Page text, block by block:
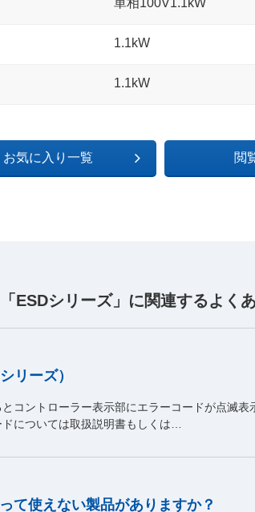
1.1kW
1.1kW
お気に入り一覧 閲
「ESDシリーズ」に関連するよく
リーズ）
コントローラー表示部にエラーコードが点滅
については取扱説明書もしくは…
て使えない製品がありますか？